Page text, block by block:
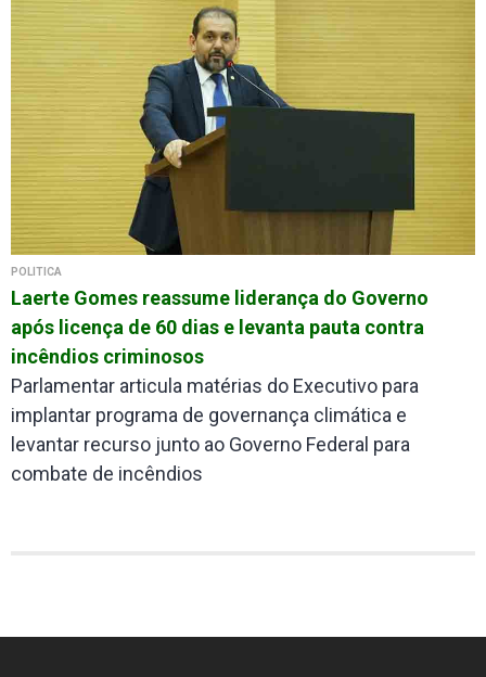
POLÍTICA
Laerte Gomes reassume liderança do Governo
após licença de 60 dias e levanta pauta contra
incêndios criminosos
Parlamentar articula matérias do Executivo para
implantar programa de governança climática e
levantar recurso junto ao Governo Federal para
combate de incêndios